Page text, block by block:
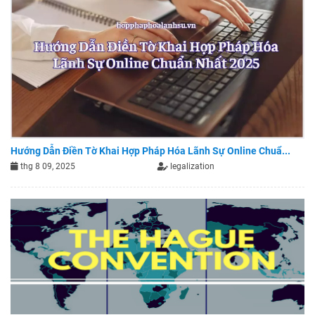
Hướng Dẫn Điền Tờ Khai Hợp Pháp Hóa Lãnh Sự Online Chuẩ...
thg 8 09, 2025 legalization